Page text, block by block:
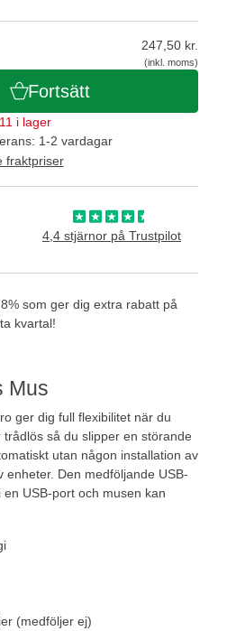
Mus
ger dig full flexibilitet när du
så du slipper en störande
utan någon installation av
Den medföljande USB-
USB-port och musen kan
(medföljer ej)
247,50 kr.
(inkl. moms)
Fortsätt
11 i lager
1-2 vardagar
fraktpriser
4,4 stjärnor på Trustpilot
som ger dig extra rabatt på
kvartal!